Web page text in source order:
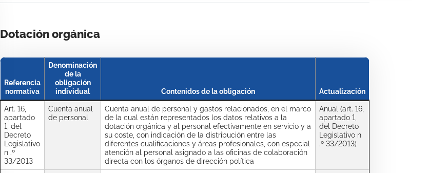
Dotación orgánica
Referencia
normativa
Denominación
de la
obligación
individual
Contenidos de la obligación Actualización
Art. 16,
apartado
1, del
Decreto
Legislativo
n .º
33/2013
Cuenta anual
de personal
Cuenta anual de personal y gastos relacionados, en el marco
de la cual están representados los datos relativos a la
dotación orgánica y al personal efectivamente en servicio y a
su coste, con indicación de la distribución entre las
diferentes cualificaciones y áreas profesionales, con especial
atención al personal asignado a las oficinas de colaboración
directa con los órganos de dirección política
Anual (art. 16,
apartado 1,
del Decreto
Legislativo n
.º 33/2013)